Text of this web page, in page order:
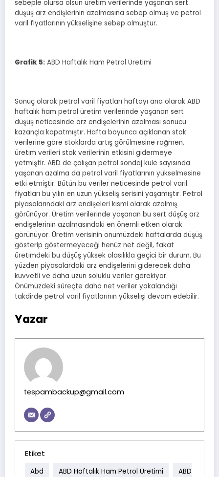
sebeple olursa olsun üretim verilerinde yaşanan sert
düşüş arz endişlerinin azalmasına sebep olmuş ve petrol
varil fiyatlarının yükselişine sebep olmuştur.
Grafik 5: ABD Haftalık Ham Petrol Üretimi
Sonuç olarak petrol varil fiyatları haftayı ana olarak ABD
haftalık ham petrol üretim verilerinde yaşanan sert
düşüş neticesinde arz endişelerinin azalması sonucu
kazançla kapatmıştır. Hafta boyunca açıklanan stok
verilerine göre stoklarda artış görülmesine rağmen,
üretim verileri stok verilerinin etkisini gidermeye
yetmiştir. ABD de çalışan petrol sondaj kule sayısında
yaşanan azalma da petrol varil fiyatlarının yükselmesine
etki etmiştir. Bütün bu veriler neticesinde petrol varil
fiyatları bu yılın en uzun yükseliş serisini yaşamıştır. Petrol
piyasalarındaki arz endişeleri kısmi olarak azalmış
görünüyor. Üretim verilerinde yaşanan bu sert düşüş arz
endişelerinin azalmasındaki en önemli etken olarak
görünüyor. Üretim verisinin önümüzdeki haftalarda düşüş
gösterip göstermeyeceği henüz net değil, fakat
üretimdeki bu düşüş yüksek olasılıkla geçici bir durum. Bu
yüzden piyasalardaki arz endişelerini giderecek daha
kuvvetli ve daha uzun soluklu veriler gerekiyor.
Önümüzdeki süreçte daha net veriler yakalandığı
takdirde petrol varil fiyatlarının yükselişi devam edebilir.
Yazar
tespambackup@gmail.com
Etiket
Abd ABD Haftalık Ham Petrol Üretimi ABD